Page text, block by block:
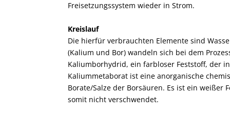
Freisetzungssystem wieder in Strom.
Kreislauf
Die hierfür verbrauchten Elemente sind
(Kalium und Bor) wandeln sich bei dem
Kaliumborhydrid, ein farbloser Feststoff, der
Kaliummetaborat ist eine anorganische
Borate/Salze der Borsäuren. Es ist ein
somit nicht verschwendet.